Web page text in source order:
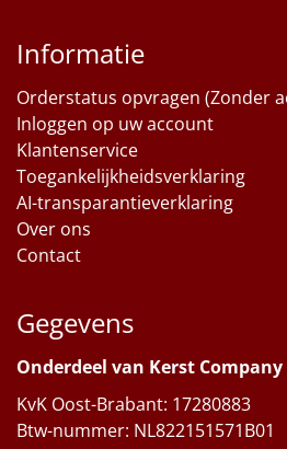
Cadeaubon
Per stuk
Alle overige
Informatie
Orderstatus opvragen (Zonder
Inloggen op uw account
Klantenservice
Toegankelijkheidsverklaring
AI-transparantieverklaring
Over ons
Contact
Gegevens
Onderdeel van Kerst Company
KvK Oost-Brabant: 17280883
Btw-nummer: NL822151571B01